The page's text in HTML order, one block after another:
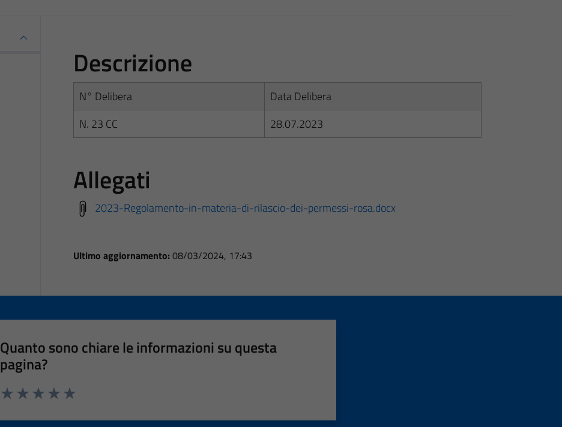
Descrizione
N° Delibera
Data Delibera
N. 23 CC
28.07.2023
Allegati
2023-Regolamento-in-materia-di-rilascio-dei-permessi-rosa.docx
Ultimo aggiornamento: 08/03/2024, 17:43
Quanto sono chiare le informazioni su questa
pagina?